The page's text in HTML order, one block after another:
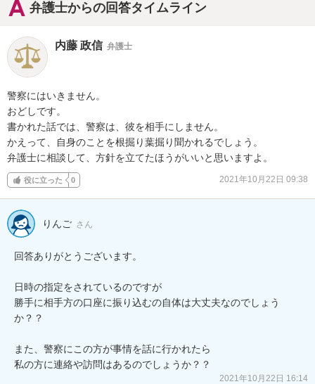
弁護士からの回答タイムライン
内藤 政信 弁護士
警察にはいきません。
おどしです。
書かれた話では、警察は、彼を相手にしません。
かえって、自身のことを根掘り葉掘り聞かれるでしょう。
弁護士に相談して、方針を立てたほうがいいと思いますよ。
役に立った 0 2021年10月22日 09:38
りんご さん
回答ありがとうございます。
日時の指定をされているのですが
勝手に相手方の口座に振り込むの自体は大丈夫なのでしょう
か？？
また、警察にこの方が事情を話に行かれたら
私の方に連絡や訪問はあるのでしょうか？？
2021年10月22日 16:14